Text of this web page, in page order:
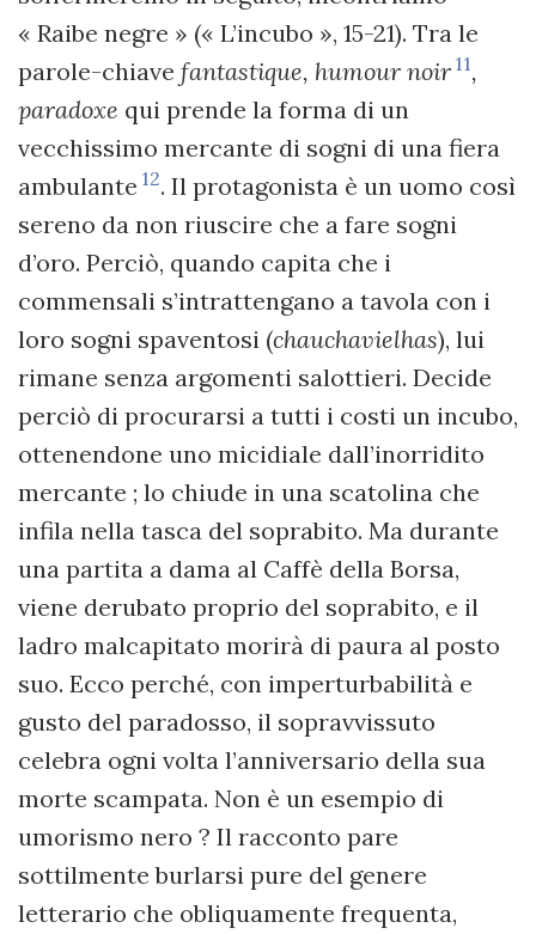
« Raibe negre » (« L’incubo », 15-21). Tra le
parole-chiave fantastique, humour noir 11,
paradoxe qui prende la forma di un
vecchissimo mercante di sogni di una fiera
ambulante 12. Il protagonista è un uomo così
sereno da non riuscire che a fare sogni
d’oro. Perciò, quando capita che i
commensali s’intrattengano a tavola con i
loro sogni spaventosi (chauchavielhas), lui
rimane senza argomenti salottieri. Decide
perciò di procurarsi a tutti i costi un incubo,
ottenendone uno micidiale dall’inorridito
mercante ; lo chiude in una scatolina che
infila nella tasca del soprabito. Ma durante
una partita a dama al Caffè della Borsa,
viene derubato proprio del soprabito, e il
ladro malcapitato morirà di paura al posto
suo. Ecco perché, con imperturbabilità e
gusto del paradosso, il sopravvissuto
celebra ogni volta l’anniversario della sua
morte scampata. Non è un esempio di
umorismo nero ? Il racconto pare
sottilmente burlarsi pure del genere
letterario che obliquamente frequenta,